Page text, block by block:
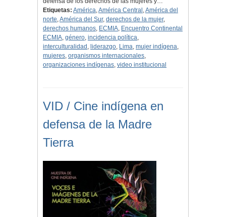
Etiquetas: América,América Central ,América del
norte,América del Sur, derechos de la mujer,
derechos humanos, ECMIA, Encuentro Continental
ECMIA, género, incidencia política,
interculturalidad , liderazgo, Lima, mujer indígena,
mujeres, organismos internacionales,
organizaciones indígenas, video institucional
VID / Cine indígena en
defensa de la Madre
Tierra